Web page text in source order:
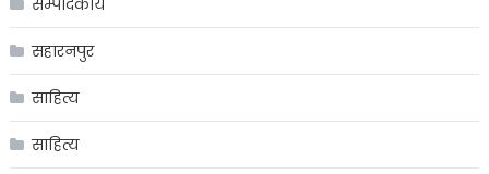
सहारनपुर
साहित्य
साहित्य